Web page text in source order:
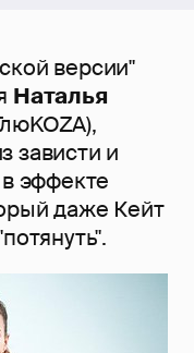
версии"
Наталья
зависти и
эффекте
даже Кейт